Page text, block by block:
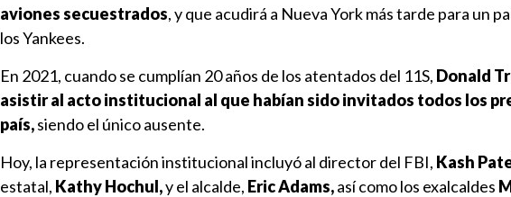
aviones secuestrados, y que acudirá a Nueva York más tarde para un
los Yankees.
En 2021, cuando se cumplían 20 años de los atentados del 11S, Donald
asistir al acto institucional al que habían sido invitados todos los
país,siendo el único ausente.
Hoy, la representación institucional incluyó al director del FBI, Kash
estatal, Kathy Hochul,y el alcalde, Eric Adams,así como los exalcaldes